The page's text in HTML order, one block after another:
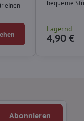
einen
bequeme
Lagernd
4,90 €
Abonnieren